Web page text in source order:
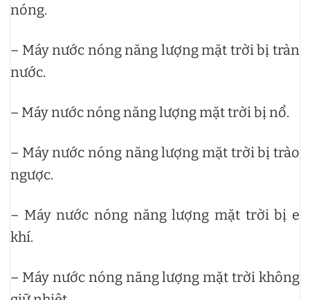
nóng.
– Máy nước nóng năng lượng mặt trời bị tràn
nước.
– Máy nước nóng năng lượng mặt trời bị nổ.
– Máy nước nóng năng lượng mặt trời bị trào
ngược.
– Máy nước nóng năng lượng mặt trời bị e
khí.
– Máy nước nóng năng lượng mặt trời không